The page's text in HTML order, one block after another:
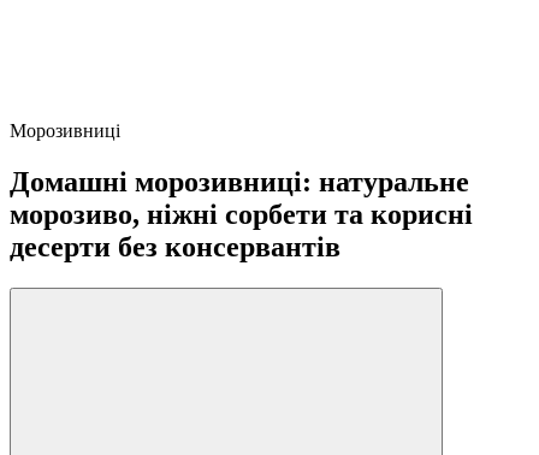
Морозивниці
Домашні морозивниці: натуральне
морозиво, ніжні сорбети та корисні
десерти без консервантів